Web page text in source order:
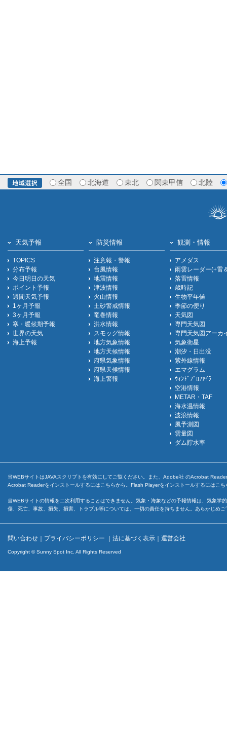
全国 北海道 東北 関東甲信 北陸
天気予報
TOPICS
分布予報
今日明日の天気
ポイント予報
週間天気予報
1ヶ月予報
3ヶ月予報
寒・暖候期予報
世界の天気
海上予報
防災情報
注意報・警報
台風情報
地震情報
津波情報
火山情報
土砂警戒情報
竜巻情報
洪水情報
スモッグ情報
地方気象情報
地方天候情報
府県気象情報
府県天候情報
海上警報
観測・情報
アメダス
雨雲レーダー(+雷
落雷情報
歳時記
生物平年値
季節の便り
天気図
専門天気図
専門天気図アーカ
気象衛星
潮汐・日出没
紫外線情報
エマグラム
ｳｨﾝﾄﾞﾌﾟﾛﾌｧｲﾗ
空港情報
METAR・TAF
海水温情報
波浪情報
風予測図
雲量図
ダム貯水率
当WEBサイトはJAVAスクリプトを有効にしてご覧ください。また、Adobe社 のAcrobat
Acrobat Readerをインストールするには こちらから。Flash Playerをインストールするには こち
当WEBサイトの情報を二次利用することはできません。気象・海象などの予報情報は、気象
傷、死亡、事故、損失、損害、トラブル等については、一切の責任を持ちません。あらかじめ
問い合わせ ｜ プライバシーポリシー ｜ 法に基づく表示 ｜ 運営会社
Copyright © Sunny Spot Inc. All Rights Reserved